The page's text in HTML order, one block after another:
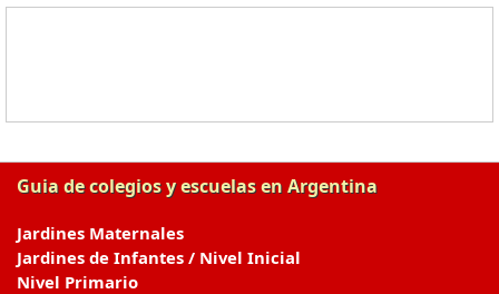
Guia de colegios y escuelas en Argentina
Jardines Maternales
Jardines de Infantes / Nivel Inicial
Nivel Primario